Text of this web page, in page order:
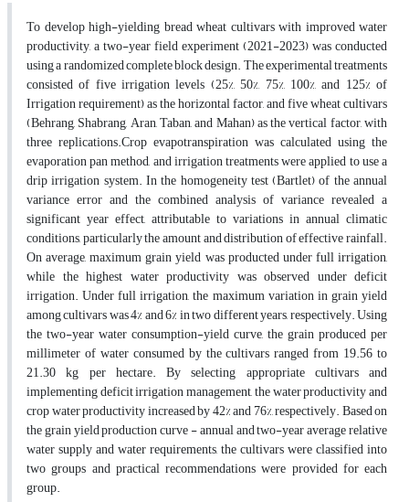
To develop high-yielding bread wheat cultivars with improved water
productivity, a two-year field experiment (2021-2023) was conducted
using a randomized complete block design. The experimental treatments
consisted of five irrigation levels (25%, 50%, 75%, 100%, and 125% of
Irrigation requirement) as the horizontal factor, and five wheat cultivars
(Behrang, Shabrang, Aran, Taban, and Mahan) as the vertical factor, with
three replications.Crop evapotranspiration was calculated using the
evaporation pan method, and irrigation treatments were applied to use a
drip irrigation system. In the homogeneity test (Bartlet) of the annual
variance error and the combined analysis of variance revealed a
significant year effect, attributable to variations in annual climatic
conditions, particularly the amount and distribution of effective rainfall.
On average, maximum grain yield was producted under full irrigation,
while the highest water productivity was observed under deficit
irrigation. Under full irrigation, the maximum variation in grain yield
among cultivars was 4% and 6% in two different years, respectively. Using
the two-year water consumption-yield curve, the grain produced per
millimeter of water consumed by the cultivars ranged from 19.56 to
21.30 kg per hectare. By selecting appropriate cultivars and
implementing deficit irrigation management, the water productivity and
crop water productivity increased by 42% and 76%, respectively. Based on
the grain yield production curve - annual and two-year average relative
water supply and water requirements, the cultivars were classified into
two groups and practical recommendations were provided for each
group.